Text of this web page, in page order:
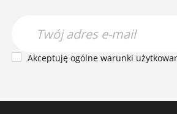
Akceptuję ogólne warunki